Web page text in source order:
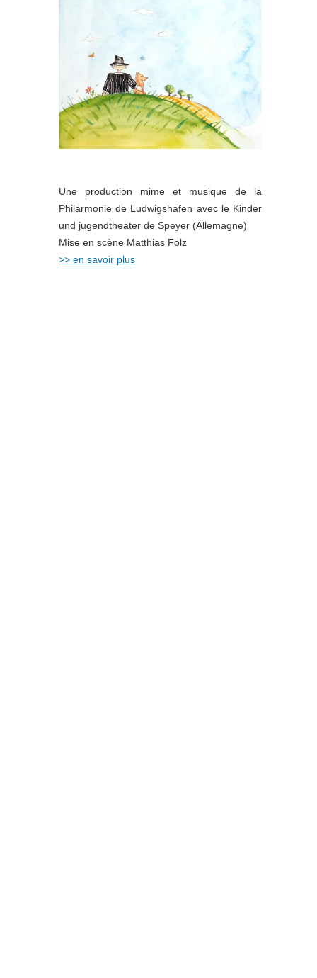
Une production mime et musique de la
Philarmonie de Ludwigshafen avec le Kinder
und jugendtheater de Speyer (Allemagne)
Mise en scène Matthias Folz
>> en savoir plus